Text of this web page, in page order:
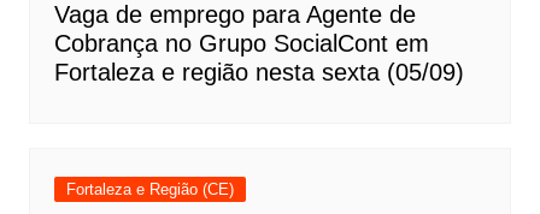
Vaga de emprego para Agente de
Cobrança no Grupo SocialCont em
Fortaleza e região nesta sexta (05/09)
Fortaleza e Região (CE)